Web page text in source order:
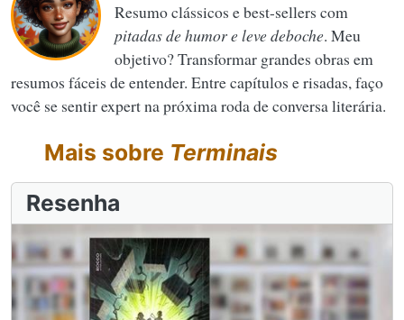
Resumo clássicos e best-sellers com
pitadas de humor e leve deboche. Meu
objetivo? Transformar grandes obras em
resumos fáceis de entender. Entre capítulos e risadas, faço
você se sentir expert na próxima roda de conversa literária.
Mais sobre Terminais
Resenha